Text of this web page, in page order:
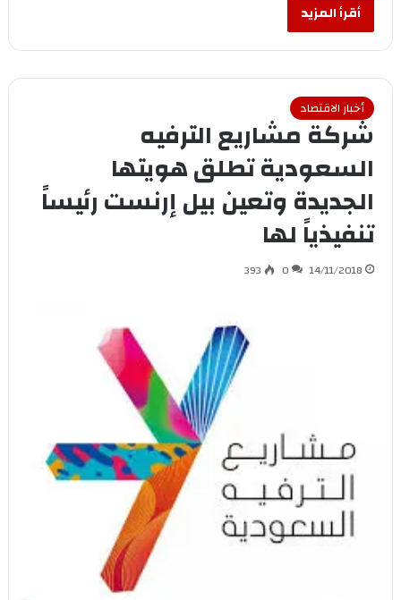
أقرأ المزيد
أخبار الاقتصاد
شركة مشاريع الترفيه
السعودية تطلق هويتها
الجديدة وتعين بيل إرنست رئيساً
تنفيذياً لها
14/11/2018
0
393